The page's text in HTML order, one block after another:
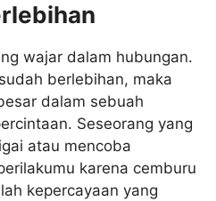
wajar dalam hubungan.
berlebihan, maka
dalam sebuah
Seseorang yang
atau mencoba
karena cemburu
kepercayaan yang